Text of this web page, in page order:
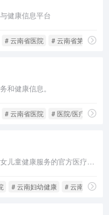
健康信息平台
# 云南省医院 # 云南省第一人民
和健康信息。
# 云南省医院 # 医院/医疗
# 云南妇幼健康 # 云南省医院